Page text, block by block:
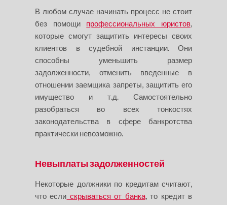
В любом случае начинать процесс не стоит
без помощи профессиональных юристов,
которые смогут защитить интересы своих
клиентов в судебной инстанции. Они
способны уменьшить размер
задолженности, отменить введенные в
отношении заемщика запреты, защитить его
имущество и т.д. Самостоятельно
разобраться во всех тонкостях
законодательства в сфере банкротства
практически невозможно.
Невыплаты задолженностей
Некоторые должники по кредитам считают,
что если скрываться от банка, то кредит в